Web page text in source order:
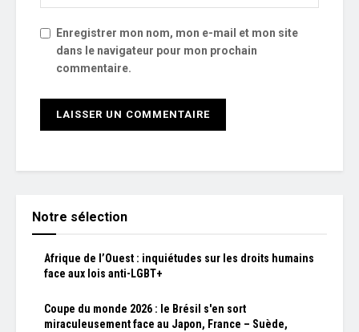
Enregistrer mon nom, mon e-mail et mon site
dans le navigateur pour mon prochain
commentaire.
Notre sélection
Afrique de l’Ouest : inquiétudes sur les droits humains
face aux lois anti-LGBT+
Coupe du monde 2026 : le Brésil s'en sort
miraculeusement face au Japon, France – Suède,